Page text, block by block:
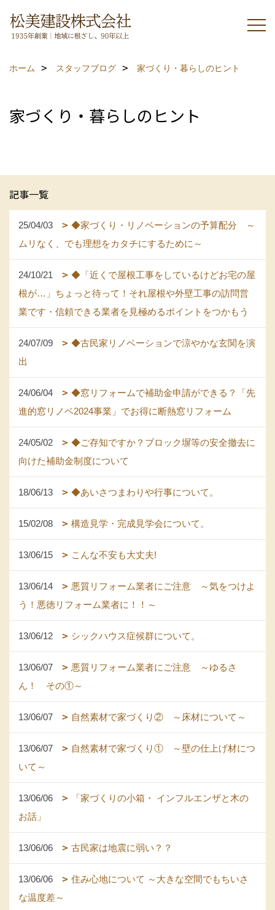
ホーム スタッフブログ 家づくり・暮らしのヒント
家づくり・暮らしのヒント
記事一覧
25/04/03
◆家づくり・リノベーションの予算配分 ～
ムリなく、でも理想をカタチにするために～
24/10/21
◆「近くで屋根工事をしているけどお宅の屋
根が…」ちょっと待って！それ屋根や外壁工事の訪問営
業です・信頼できる業者を見極めるポイントをつかもう
24/07/09
◆古民家リノベーションで涼やかな玄関を演
出
24/06/04
◆窓リフォームで補助金申請ができる？「先
進的窓リノベ2024事業」でお得に断熱窓リフォーム
24/05/02
◆ご存知ですか？ブロック塀等の安全撤去に
向けた補助金制度について
18/06/13 ◆あいさつまわりや行事について。
15/02/08 構造見学・完成見学会について。
13/06/15 こんな不安も大丈夫!
13/06/14
悪質リフォーム業者にご注意 ～気をつけよ
う！悪徳リフォーム業者に！！～
13/06/12 シックハウス症候群について。
13/06/07
悪質リフォーム業者にご注意 ～ゆるさ
ん！ その①～
13/06/07 自然素材で家づくり② ～床材について～
13/06/07
自然素材で家づくり① ～壁の仕上げ材につ
いて～
13/06/06
「家づくりの小箱・ インフルエンザと木の
お話」
13/06/06 古民家は地震に弱い？？
13/06/06
住み心地について ～大きな空間でもちいさ
な温度差～